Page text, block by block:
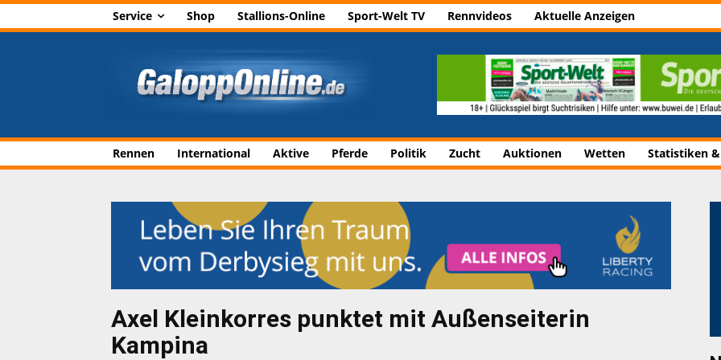
Service Shop Stallions-Online Sport-Welt TV Rennvideos Aktuelle Anzeigen
Rennen International Aktive Pferde Politik Zucht Auktionen Wetten Statistiken
Axel Kleinkorres punktet mit Außenseiterin
Kampina